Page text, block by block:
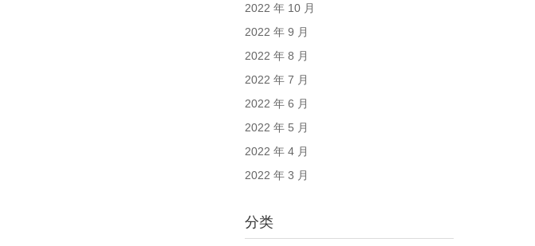
2022 年 10 月
2022 年 9 月
2022 年 8 月
2022 年 7 月
2022 年 6 月
2022 年 5 月
2022 年 4 月
2022 年 3 月
分类